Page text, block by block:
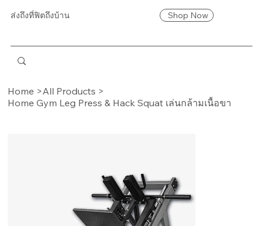
ส่งถึงที่ฟิตถึงบ้าน Shop Now
Home >All Products >
Home Gym Leg Press & Hack Squat เล่นกล้ามเนื้อขา